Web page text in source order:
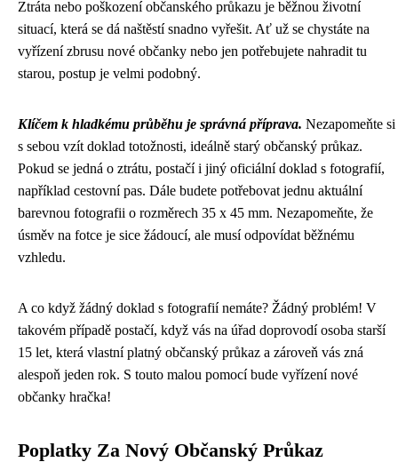
Ztráta nebo poškození občanského průkazu je běžnou životní
situací, která se dá naštěstí snadno vyřešit. Ať už se chystáte na
vyřízení zbrusu nové občanky nebo jen potřebujete nahradit tu
starou, postup je velmi podobný.
Klíčem k hladkému průběhu je správná příprava. Nezapomeňte si
s sebou vzít doklad totožnosti, ideálně starý občanský průkaz.
Pokud se jedná o ztrátu, postačí i jiný oficiální doklad s fotografií,
například cestovní pas. Dále budete potřebovat jednu aktuální
barevnou fotografii o rozměrech 35 x 45 mm. Nezapomeňte, že
úsměv na fotce je sice žádoucí, ale musí odpovídat běžnému
vzhledu.
A co když žádný doklad s fotografií nemáte? Žádný problém! V
takovém případě postačí, když vás na úřad doprovodí osoba starší
15 let, která vlastní platný občanský průkaz a zároveň vás zná
alespoň jeden rok. S touto malou pomocí bude vyřízení nové
občanky hračka!
Poplatky Za Nový Občanský Průkaz